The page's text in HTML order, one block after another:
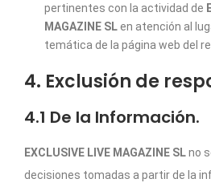
pertinentes con la actividad de
MAGAZINE SLen atención al
temática de la página web del
4. Exclusión de
4.1 De la Información.
EXCLUSIVE LIVE MAGAZINE SLno
decisiones tomadas a partir de la